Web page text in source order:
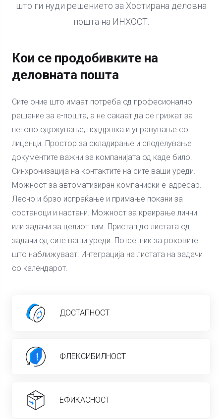
што ги нуди решението за Хостирана деловна
пошта на ИНХОСТ.
Кои се продобивките на
деловната пошта
Сите оние што имаат потреба од професионално
решение за е-пошта, а не сакаат да се грижат за
негово одржување, поддршка и управување со
лиценци. Простор за складирање и споделување
документите важни за компанијата од каде било.
Синхронизација на контактите на сите ваши уреди.
Можност за автоматизиран компаниски е-адресар.
Лесно и брзо испраќање и примање покани за
состаноци и настани. Можност за креирање лични
или задачи за целиот тим. Пристап до листата од
задачи од сите ваши уреди. Потсетник за роковите
што наближуваат. Интеграција на листата на задачи
со календарот.
ДОСТАПНОСТ
ФЛЕКСИБИЛНОСТ
ЕФИКАСНОСТ